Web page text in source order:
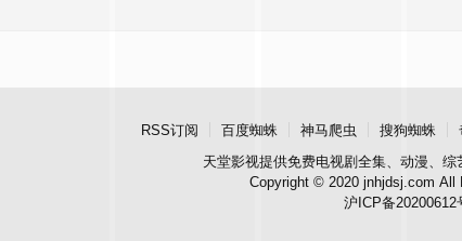
RSS订阅 百度蜘蛛 神马爬虫 搜狗蜘蛛
天堂影视提供免费电视剧全集、动漫、
Copyright © 2020 jnhjdsj.com All
沪ICP备20200612